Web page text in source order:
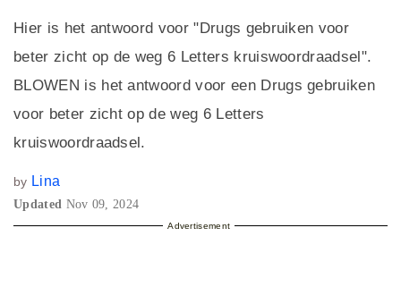
Hier is het antwoord voor "Drugs gebruiken voor
beter zicht op de weg 6 Letters kruiswoordraadsel".
BLOWEN is het antwoord voor een Drugs gebruiken
voor beter zicht op de weg 6 Letters
kruiswoordraadsel.
by Lina
Updated Nov 09, 2024
Advertisement